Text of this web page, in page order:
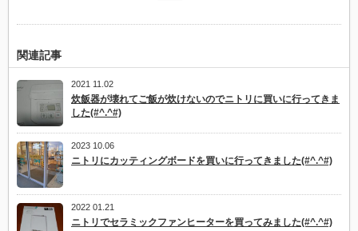
関連記事
2021 11.02
炊飯器が壊れてご飯が炊けないのでニトリに買いに行ってきま
した(#^.^#)
2023 10.06
ニトリにカッティングボードを買いに行ってきました(#^.^#)
2022 01.21
ニトリでセラミックファンヒーターを買ってみました(#^.^#)